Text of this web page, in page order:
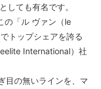
しても有名です。
の「ル ヴァン（le
トップシェアを誇る
International）社
目の無いラインを、マ